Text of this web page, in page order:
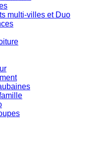
multi-villes et Duo